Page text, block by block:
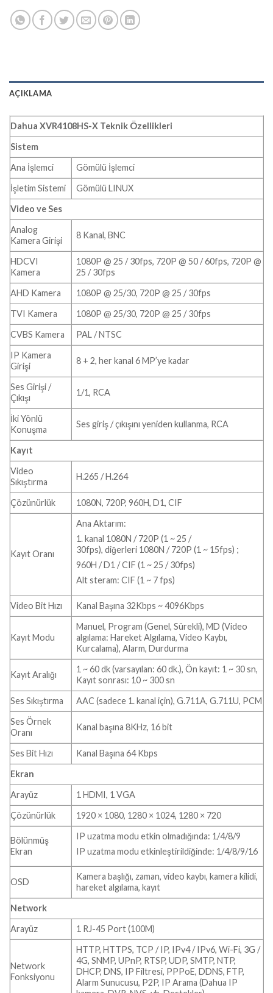
AÇIKLAMA
Dahua XVR4108HS-X Teknik Özellikleri
Sistem
Ana İşlemci
Gömülü İşlemci
İşletim Sistemi
Gömülü LINUX
Video ve Ses
Analog
Kamera Girişi
8 Kanal, BNC
HDCVI
Kamera
1080P @ 25 / 30fps, 720P @ 50 / 60fps, 720P @
25 / 30fps
AHD Kamera
1080P @ 25/30, 720P @ 25 / 30fps
TVI Kamera
1080P @ 25/30, 720P @ 25 / 30fps
CVBS Kamera
PAL / NTSC
IP Kamera
Girişi
8 + 2, her kanal 6 MP’ye kadar
Ses Girişi /
Çıkışı
1/1, RCA
İki Yönlü
Konuşma
Ses giriş / çıkışını yeniden kullanma, RCA
Kayıt
Video
Sıkıştırma
H.265 / H.264
Çözünürlük 1080N, 720P, 960H, D1, CIF
Kayıt Oranı
Ana Aktarım:
1. kanal 1080N / 720P (1 ~ 25 /
30fps), diğerleri 1080N / 720P (1 ~ 15fps) ;
960H / D1 / CIF (1 ~ 25 / 30fps)
Alt steram: CIF (1 ~ 7 fps)
Video Bit Hızı Kanal Başına 32Kbps ~ 4096Kbps
Kayıt Modu
Manuel, Program (Genel, Sürekli), MD (Video
algılama: Hareket Algılama, Video Kaybı,
Kurcalama), Alarm, Durdurma
Kayıt Aralığı
1 ~ 60 dk (varsayılan: 60 dk.), Ön kayıt: 1 ~ 30 sn,
Kayıt sonrası: 10 ~ 300 sn
Ses Sıkıştırma
AAC (sadece 1. kanal için), G.711A, G.711U, PCM
Ses Örnek
Oranı
Kanal başına 8KHz, 16 bit
Ses Bit Hızı
Kanal Başına 64 Kbps
Ekran
Arayüz
1 HDMI, 1 VGA
Çözünürlük
1920 × 1080, 1280 × 1024, 1280 × 720
Bölünmüş
Ekran
IP uzatma modu etkin olmadığında: 1/4/8/9
IP uzatma modu etkinleştirildiğinde: 1/4/8/9/16
OSD
Kamera başlığı, zaman, video kaybı, kamera kilidi,
hareket algılama, kayıt
Network
Arayüz
1 RJ-45 Port (100M)
Network
Fonksiyonu
HTTP, HTTPS, TCP / IP, IPv4 / IPv6, Wi-Fi, 3G /
4G, SNMP, UPnP, RTSP, UDP, SMTP, NTP,
DHCP, DNS, IP Filtresi, PPPoE, DDNS, FTP,
Alarm Sunucusu, P2P, IP Arama (Dahua IP